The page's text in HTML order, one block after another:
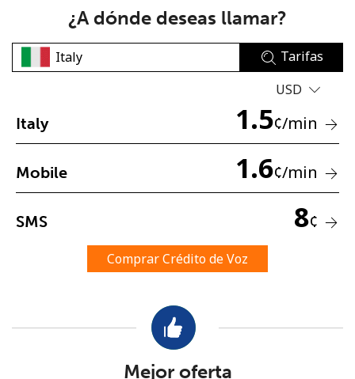
Mínimo 8 caracteres
Una letra mayúscula y una minúscula
Un caracter especial
Mantente en contacto para recibir nuestras mejores
¿A dónde deseas llamar?
Tarifas
USD
Italy 1.5¢/min
Mobile 1.6¢/min
SMS 8¢
Comprar Crédito de Voz
Mejor oferta